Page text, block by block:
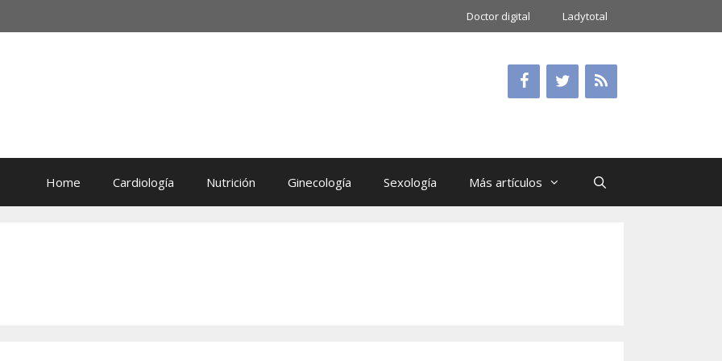
Doctor digital Ladytotal
Home Cardiología Nutrición Ginecología Sexología Más artículos